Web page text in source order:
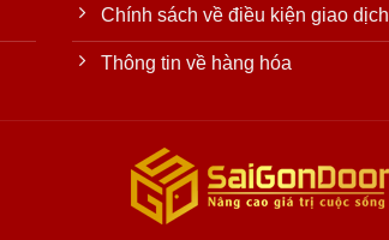
Chính sách về điều kiện giao dịch
Thông tin về hàng hóa